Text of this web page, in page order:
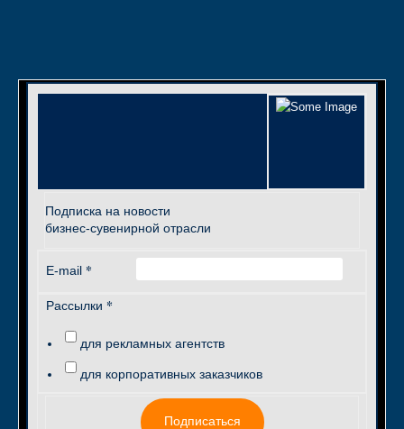
Подписка на новости
бизнес-сувенирной отрасли
E-mail *
Рассылки *
для рекламных агентств
для корпоративных заказчиков
Подписаться